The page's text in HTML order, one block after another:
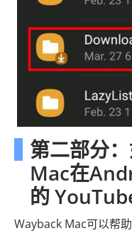
第二部分
Mac在
的
Wayback Mac可以帮